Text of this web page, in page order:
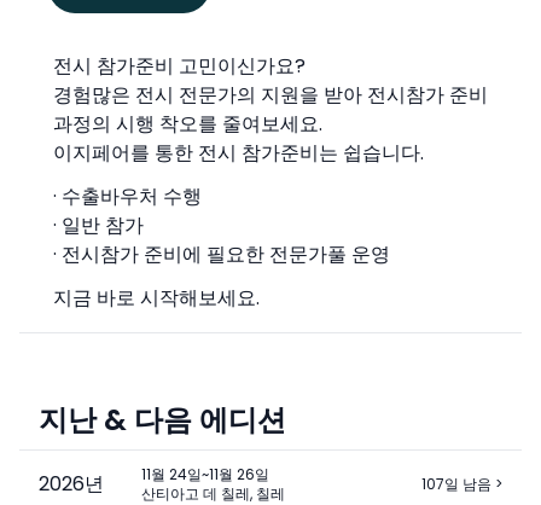
전시 참가준비 고민이신가요?
경험많은 전시 전문가의 지원을 받아 전시참가 준비
과정의 시행 착오를 줄여보세요.
이지페어를 통한 전시 참가준비는 쉽습니다.
· 수출바우처 수행
· 일반 참가
· 전시참가 준비에 필요한 전문가풀 운영
지금 바로 시작해보세요.
지난 & 다음 에디션
2026년
11월 24일~11월 26일
산티아고 데 칠레, 칠레
107일 남음 >